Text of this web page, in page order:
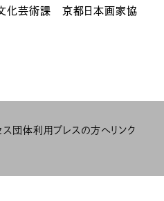
芸術課 京都日本画家協
ス 団体利用 プレスの方へリンク